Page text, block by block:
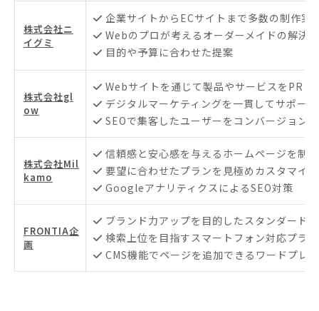
株式会社ニ
イグミ
企業サイトからECサイトまで多数の制作実
Webのプロが考えるオーダーメイドの解決策
目的や予算に合わせた提案
株式会社gl
ow
Webサイトを通じて製品やサービスをPR
デジタルマーケティングを一貫してサポート
SEOで集客したユーザーをコンバージョン
株式会社Mil
kamo
信頼感と安心感を与えるホームページを制作
要望に合わせたプランを見極めカスタマイ
GoogleアナリティクスによるSEO対策
FRONTIA企
画
ブランド力アップを目的したスタンダード
検索上位を目指すスマートフォン対応プラン
CMS機能でページを追加できるワードプレ